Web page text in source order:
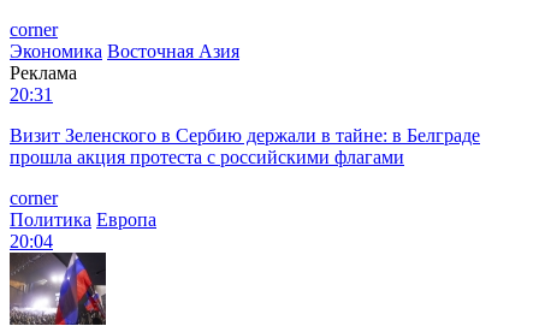
corner
Экономика Восточная Азия
Реклама
20:31
Визит Зеленского в Сербию держали в тайне: в Белграде
прошла акция протеста с российскими флагами
corner
Политика Европа
20:04